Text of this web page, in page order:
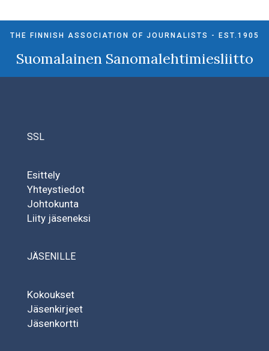
THE FINNISH ASSOCIATION OF JOURNALISTS - EST.1905
Suomalainen Sanomalehtimiesliitto
SSL
Esittely
Yhteystiedot
Johtokunta
Liity jäseneksi
JÄSENILLE
Kokoukset
Jäsenkirjeet
Jäsenkortti